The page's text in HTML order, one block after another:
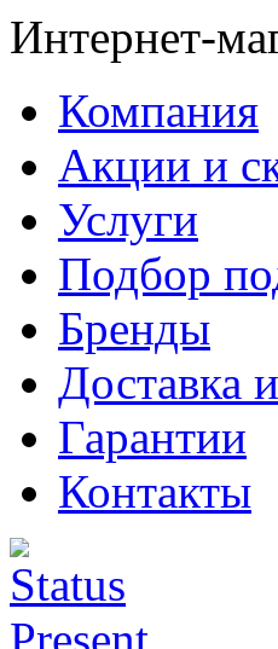
Интернет-
Компания
Акции и
Услуги
Подбор
Бренды
Доставка
Гарантии
Контакты